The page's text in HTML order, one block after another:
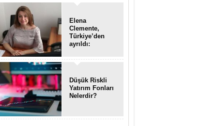
Elena
Clemente,
Türkiye’den
ayrıldı:
Enkaz!
Düşük Riskli
Yatırım Fonları
Nelerdir?